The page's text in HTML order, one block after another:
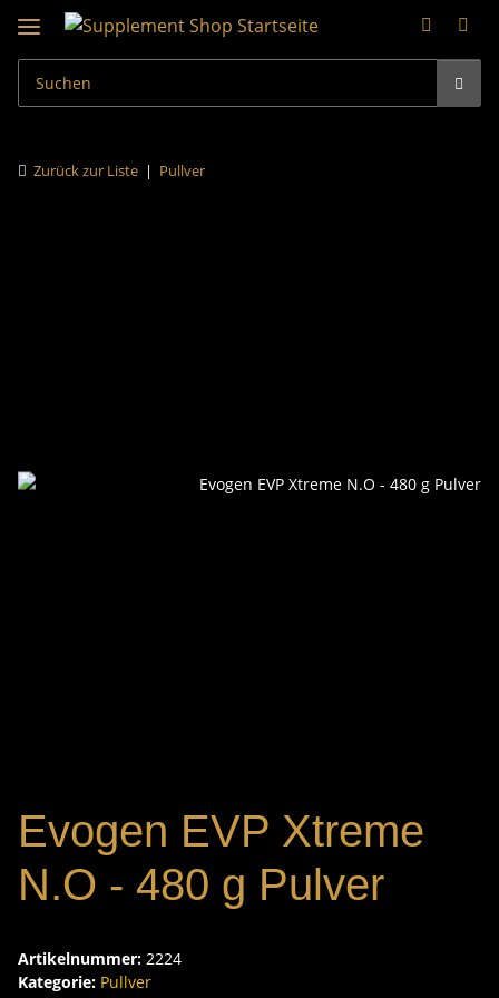
Zurück zur Liste Pullver
Evogen EVP Xtreme
N.O - 480 g Pulver
Artikelnummer: 2224
Kategorie: Pullver